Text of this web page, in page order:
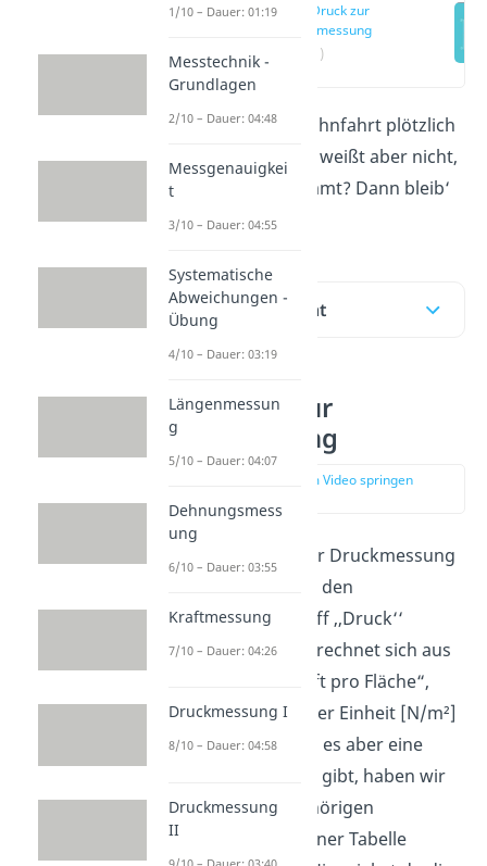
Vom Druck zur
Druckmessung
(00:11)
Du spürst auf der Bahnfahrt plötzlich
Druck in den Ohren, weißt aber nicht,
wie er zustande kommt? Dann bleib‘
jetzt dran!
Inhaltsübersicht
Vom Druck zur
Druckmessung
zur Stelle im Video springen
Bevor wir uns mit der Druckmessung
befassen, sollten wir den
physikalischen Begriff ‚,Druck‘‘
definieren. Druck berechnet sich aus
dem Verhältnis „Kraft pro Fläche“,
kurz F durch A, mit der Einheit [N/m²]
bzw. Pa oder bar. Da es aber eine
Vielzahl an Einheiten gibt, haben wir
dir sie und die zugehörigen
Umrechnungen in einer Tabelle
1/10 – Dauer: 01:19
Messtechnik -
Grundlagen
2/10 – Dauer: 04:48
Messgenauigkei
t
3/10 – Dauer: 04:55
Systematische
Abweichungen -
Übung
4/10 – Dauer: 03:19
Längenmessun
g
5/10 – Dauer: 04:07
Dehnungsmess
ung
6/10 – Dauer: 03:55
Kraftmessung
7/10 – Dauer: 04:26
Druckmessung I
8/10 – Dauer: 04:58
Druckmessung
II
9/10 – Dauer: 03:40